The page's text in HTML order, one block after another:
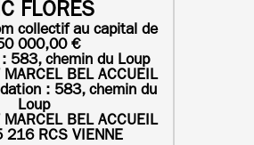
FLORES
collectif au capital de
000,00 €
583, chemin du Loup
BEL ACCUEIL
: 583, chemin du
Loup
BEL ACCUEIL
RCS VIENNE